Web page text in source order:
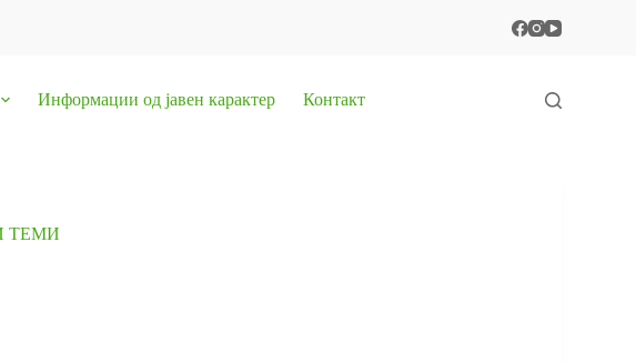
Информации од јавен карактер Контакт
ТЕМИ